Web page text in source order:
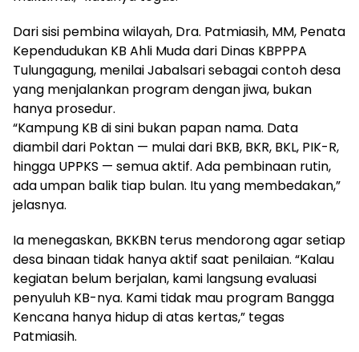
Dari sisi pembina wilayah, Dra. Patmiasih, MM, Penata
Kependudukan KB Ahli Muda dari Dinas KBPPPA
Tulungagung, menilai Jabalsari sebagai contoh desa
yang menjalankan program dengan jiwa, bukan
hanya prosedur.
“Kampung KB di sini bukan papan nama. Data
diambil dari Poktan — mulai dari BKB, BKR, BKL, PIK-R,
hingga UPPKS — semua aktif. Ada pembinaan rutin,
ada umpan balik tiap bulan. Itu yang membedakan,”
jelasnya.
Ia menegaskan, BKKBN terus mendorong agar setiap
desa binaan tidak hanya aktif saat penilaian. “Kalau
kegiatan belum berjalan, kami langsung evaluasi
penyuluh KB-nya. Kami tidak mau program Bangga
Kencana hanya hidup di atas kertas,” tegas
Patmiasih.